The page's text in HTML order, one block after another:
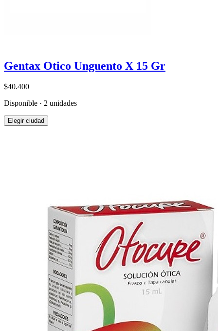
Gentax Otico Unguento X 15 Gr
$40.400
Disponible · 2 unidades
Elegir ciudad